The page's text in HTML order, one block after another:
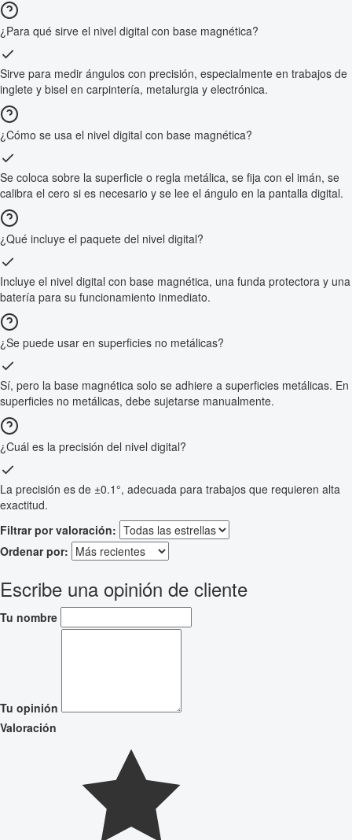
¿Para qué sirve el nivel digital con base magnética?
Sirve para medir ángulos con precisión, especialmente en trabajos de
inglete y bisel en carpintería, metalurgia y electrónica.
¿Cómo se usa el nivel digital con base magnética?
Se coloca sobre la superficie o regla metálica, se fija con el imán, se
calibra el cero si es necesario y se lee el ángulo en la pantalla digital.
¿Qué incluye el paquete del nivel digital?
Incluye el nivel digital con base magnética, una funda protectora y una
batería para su funcionamiento inmediato.
¿Se puede usar en superficies no metálicas?
Sí, pero la base magnética solo se adhiere a superficies metálicas. En
superficies no metálicas, debe sujetarse manualmente.
¿Cuál es la precisión del nivel digital?
La precisión es de ±0.1°, adecuada para trabajos que requieren alta
exactitud.
Filtrar por valoración:
Ordenar por:
Escribe una opinión de cliente
Tu nombre
Tu opinión
Valoración